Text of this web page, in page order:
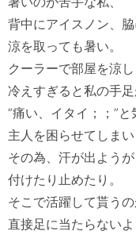
背中にアイスノン、
涼を取っても暑い。
クーラーで部屋を涼
冷えすぎると私の手足
“痛い、イタイ；；”
主人を困らせてしまい
その為、汗が出よう
付けたり止めたり。
そこで活躍して貰う
直接足に当たらない